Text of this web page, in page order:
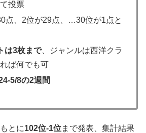
投票
点、2位が29点、…30位が1点と
は3枚まで、ジャンルは西洋クラ
ば何でも可
5/8の2週間
とに102位-1位まで発表、集計結果